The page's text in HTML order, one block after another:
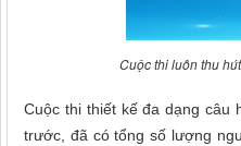
Cuộc thi luôn thu
Cuộc thi thiết kế đa dạng câu
trước, đã có tổng số lượng